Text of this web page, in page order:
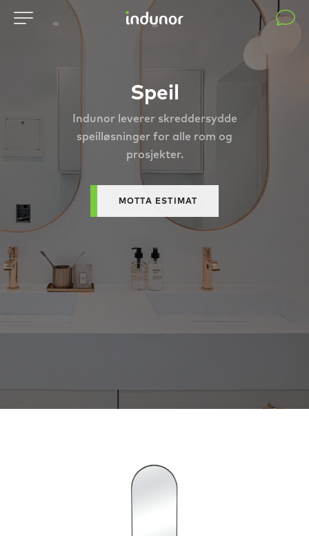
Speil
Indunor leverer skreddersydde
speilløsninger for alle rom og
prosjekter.
MOTTA ESTIMAT